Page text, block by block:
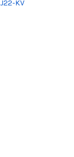
KV